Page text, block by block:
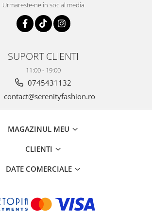
Urmareste-ne in social media
SUPORT CLIENTI
11:00 - 19:00
0745431132
contact@serenityfashion.ro
MAGAZINUL MEU
CLIENTI
DATE COMERCIALE